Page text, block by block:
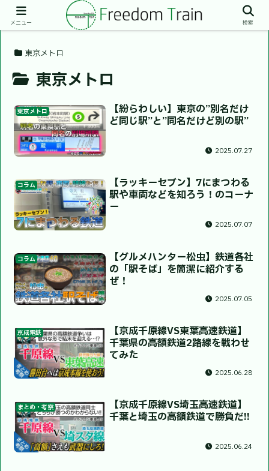
東京メトロ
東京メトロ
東京メトロ
【紛らわしい】東京の”別名だけ
ど同じ駅”と”同名だけど別の駅”
2025.07.27
コラム
【ラッキーセブン】7にまつわる
駅や車両などを知ろう！のコーナ
ー
2025.07.07
コラム
【グルメハンター松虫】鉄道各社
の「駅そば」を簡潔に紹介する
ぜ！
2025.07.05
京成電鉄
【京成千原線VS東葉高速鉄道】
千葉県の高額鉄道2路線を戦わせ
てみた
2025.06.28
まとめ・考察
【京成千原線VS埼玉高速鉄道】
千葉と埼玉の高額鉄道で勝負だ!!
2025.06.24
メニュー 検索